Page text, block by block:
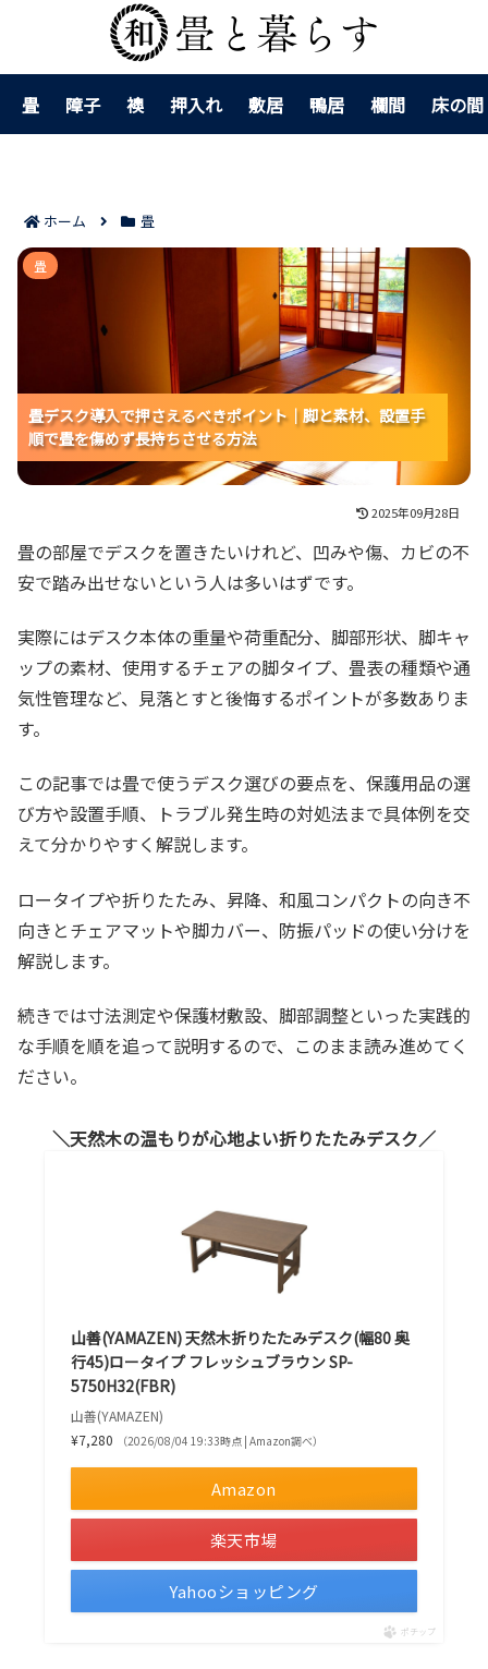
畳 障子 襖 押入れ 敷居 鴨居 欄間 床の間
ホーム 畳
畳デスク導入で押さえるべきポイント｜脚と素材、設置
手順で畳を傷めず長持ちさせる方法
畳デスク導入で押さえるべきポイント｜脚と素材、設置手
順で畳を傷めず長持ちさせる方法
畳デスク導入で押さえるべきポイント｜脚と素材、設置手
順で畳を傷めず長持ちさせる方法
畳デスク導入で押さえるべきポイント｜脚と素材、設置手
順で畳を傷めず長持ちさせる方法
畳
2025年09月28日
畳の部屋でデスクを置きたいけれど、凹みや傷、カビの不
安で踏み出せないという人は多いはずです。
実際にはデスク本体の重量や荷重配分、脚部形状、脚キャ
ップの素材、使用するチェアの脚タイプ、畳表の種類や通
気性管理など、見落とすと後悔するポイントが多数ありま
す。
この記事では畳で使うデスク選びの要点を、保護用品の選
び方や設置手順、トラブル発生時の対処法まで具体例を交
えて分かりやすく解説します。
ロータイプや折りたたみ、昇降、和風コンパクトの向き不
向きとチェアマットや脚カバー、防振パッドの使い分けを
解説します。
続きでは寸法測定や保護材敷設、脚部調整といった実践的
な手順を順を追って説明するので、このまま読み進めてく
ださい。
天然木の温もりが心地よい折りたたみデスク
山善(YAMAZEN) 天然木折りたたみデスク(幅80 奥
行45)ロータイプ フレッシュブラウン SP-
5750H32(FBR)
山善(YAMAZEN)
¥7,280
（2026/08/04 19:33時点 | Amazon調べ）
Amazon
楽天市場
Yahooショッピング
ポチップ